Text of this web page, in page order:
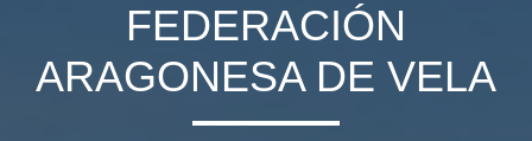
FEDERACIÓN
ARAGONESA DE VELA